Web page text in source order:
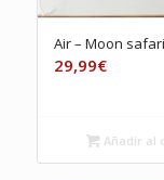
Air – Moon
29,99€
Añadir al